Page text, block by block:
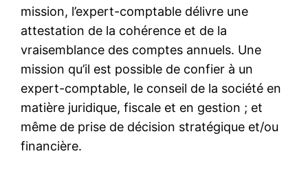
mission, l’expert-comptable délivre une
attestation de la cohérence et de la
vraisemblance des comptes annuels. Une
mission qu’il est possible de confier à un
expert-comptable, le conseil de la société en
matière juridique, fiscale et en gestion ; et
même de prise de décision stratégique et/ou
financière.